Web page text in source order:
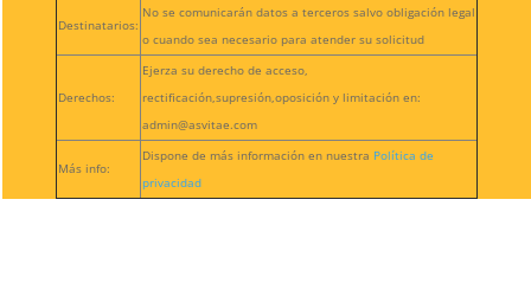
Destinatarios:
No se comunicarán datos a terceros salvo obligación legal
o cuando sea necesario para atender su solicitud
Derechos:
Ejerza su derecho de acceso,
rectificación,supresión,oposición y limitación en:
admin@asvitae.com
Más info:
Dispone de más información en nuestra Política de
privacidad